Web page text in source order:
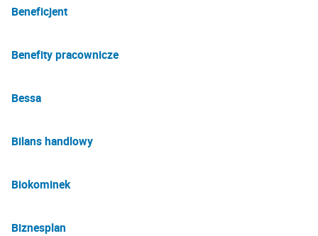
Beneficjent
Benefity pracownicze
Bessa
Bilans handlowy
Biokominek
Biznesplan